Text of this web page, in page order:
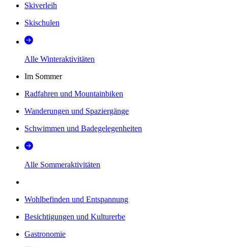
Skiverleih
Skischulen
Alle Winteraktivitäten
Im Sommer
Radfahren und Mountainbiken
Wanderungen und Spaziergänge
Schwimmen und Badegelegenheiten
Alle Sommeraktivitäten
Wohlbefinden und Entspannung
Besichtigungen und Kulturerbe
Gastronomie